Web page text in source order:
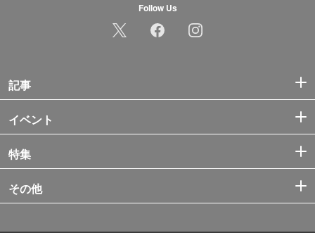
Follow Us
記事
イベント
特集
その他